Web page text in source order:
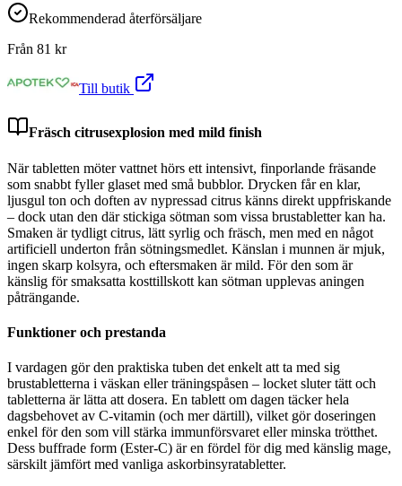
Rekommenderad återförsäljare
Från 81 kr
Till butik
Fräsch citrusexplosion med mild finish
När tabletten möter vattnet hörs ett intensivt, finporlande fräsande
som snabbt fyller glaset med små bubblor. Drycken får en klar,
ljusgul ton och doften av nypressad citrus känns direkt uppfriskande
– dock utan den där stickiga sötman som vissa brustabletter kan ha.
Smaken är tydligt citrus, lätt syrlig och fräsch, men med en något
artificiell underton från sötningsmedlet. Känslan i munnen är mjuk,
ingen skarp kolsyra, och eftersmaken är mild. För den som är
känslig för smaksatta kosttillskott kan sötman upplevas aningen
påträngande.
Funktioner och prestanda
I vardagen gör den praktiska tuben det enkelt att ta med sig
brustabletterna i väskan eller träningspåsen – locket sluter tätt och
tabletterna är lätta att dosera. En tablett om dagen täcker hela
dagsbehovet av C-vitamin (och mer därtill), vilket gör doseringen
enkel för den som vill stärka immunförsvaret eller minska trötthet.
Dess buffrade form (Ester-C) är en fördel för dig med känslig mage,
särskilt jämfört med vanliga askorbinsyratabletter.